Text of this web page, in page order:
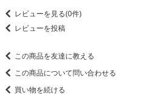
レビューを見る(0件)
レビューを投稿
この商品を友達に教える
この商品について問い合わせる
買い物を続ける